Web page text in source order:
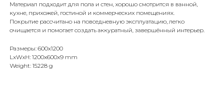
Материал подходит для пола и стен, хорошо смотрится в ванной,
кухне, прихожей, гостиной и коммерческих помещениях.
Покрытие рассчитано на повседневную эксплуатацию, легко
очищается и помогает создать аккуратный, завершённый интерьер.
Размеры: 600x1200
LxWxH: 1200x600x9 mm
Weight: 15228 g